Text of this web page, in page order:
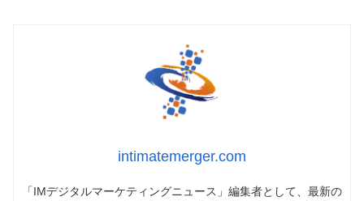
intimatemerger.com
「IMデジタルマーケティングニュース」編集者として、最新の